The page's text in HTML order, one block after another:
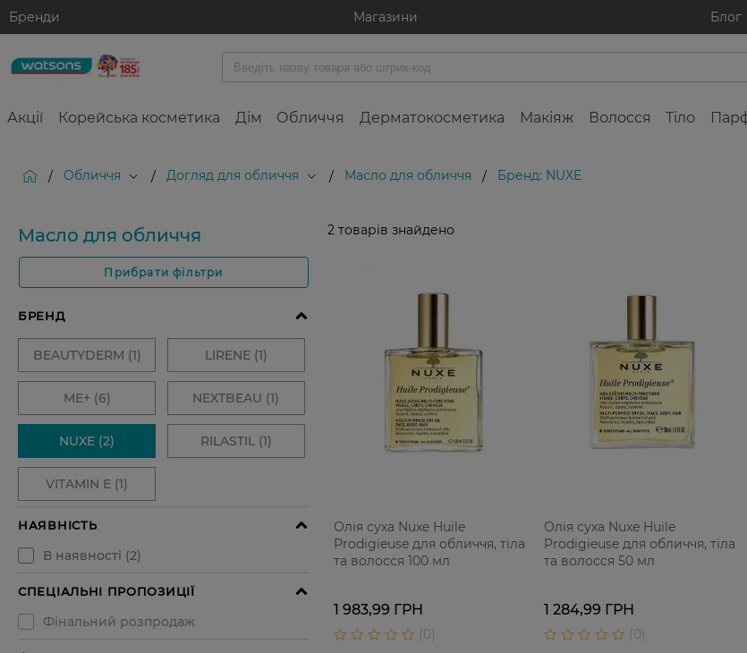
Бренди Магазини Блог
Акції Корейська косметика Дім Обличчя Дерматокосметика Макіяж Волосся Тіло
/ Обличчя / Догляд для обличчя / Масло для обличчя / Бренд: NUXE
Масло для обличчя
Прибрати фільтри
2 товарів знайдено
Олія суха Nuxe Huile
Prodigieuse для обличчя, тіла
та волосся 100 мл
1 983,99 ГРН
Олія суха Nuxe Huile
Prodigieuse для обличчя, тіла
та волосся 50 мл
1 284,99 ГРН